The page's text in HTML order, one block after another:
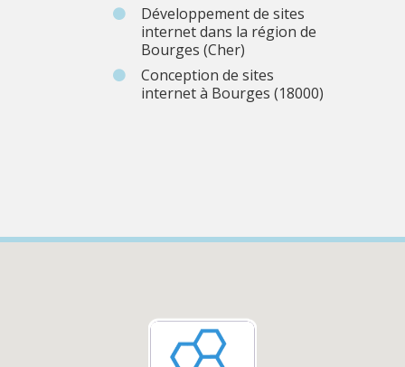
Développement de sites
internet dans la région de
Bourges (Cher)
Conception de sites
internet à Bourges (18000)